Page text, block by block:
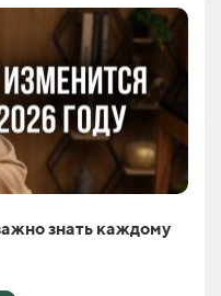
знать каждому